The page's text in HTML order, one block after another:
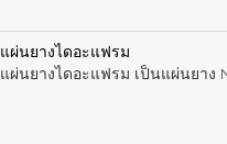
แผ่นยางไดอะแฟรม
แผ่นยางไดอะแฟรม เป็นแผ่นยาง